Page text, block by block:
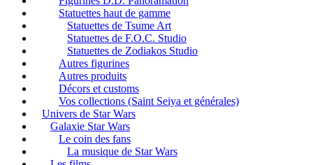
Statuettes haut de gamme
Statuettes de Tsume Art
Statuettes de F.O.C. Studio
Statuettes de Zodiakos Studio
Autres figurines
Autres produits
Décors et customs
Vos collections (Saint Seiya et générales)
Univers de Star Wars
Galaxie Star Wars
Le coin des fans
La musique de Star Wars